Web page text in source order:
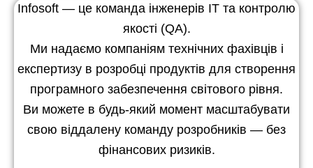
Infosoft — це команда інженерів ІТ та контролю
якості (QA).
Ми надаємо компаніям технічних фахівців і
експертизу в розробці продуктів для створення
програмного забезпечення світового рівня.
Ви можете в будь-який момент масштабувати
свою віддалену команду розробників — без
фінансових ризиків.